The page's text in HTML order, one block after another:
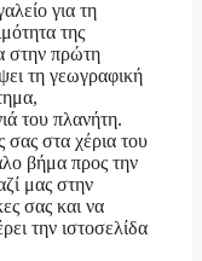
για τη
της
στην πρώτη
τη γεωγραφική
του πλανήτη.
σας στα χέρια του
βήμα προς την
μας στην
σας και να
την ιστοσελίδα